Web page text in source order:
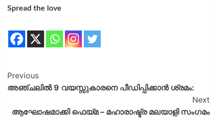
Spread the love
Previous
അഞ്ചലിൽ 9 വയസ്സുകാരനെ പീഡിപ്പിക്കാൻ ശ്രമം:
Next
ആഘോഷമാക്കി ഫെയ്മ – മഹാരാഷ്ട്ര മലയാളി സംഗമം